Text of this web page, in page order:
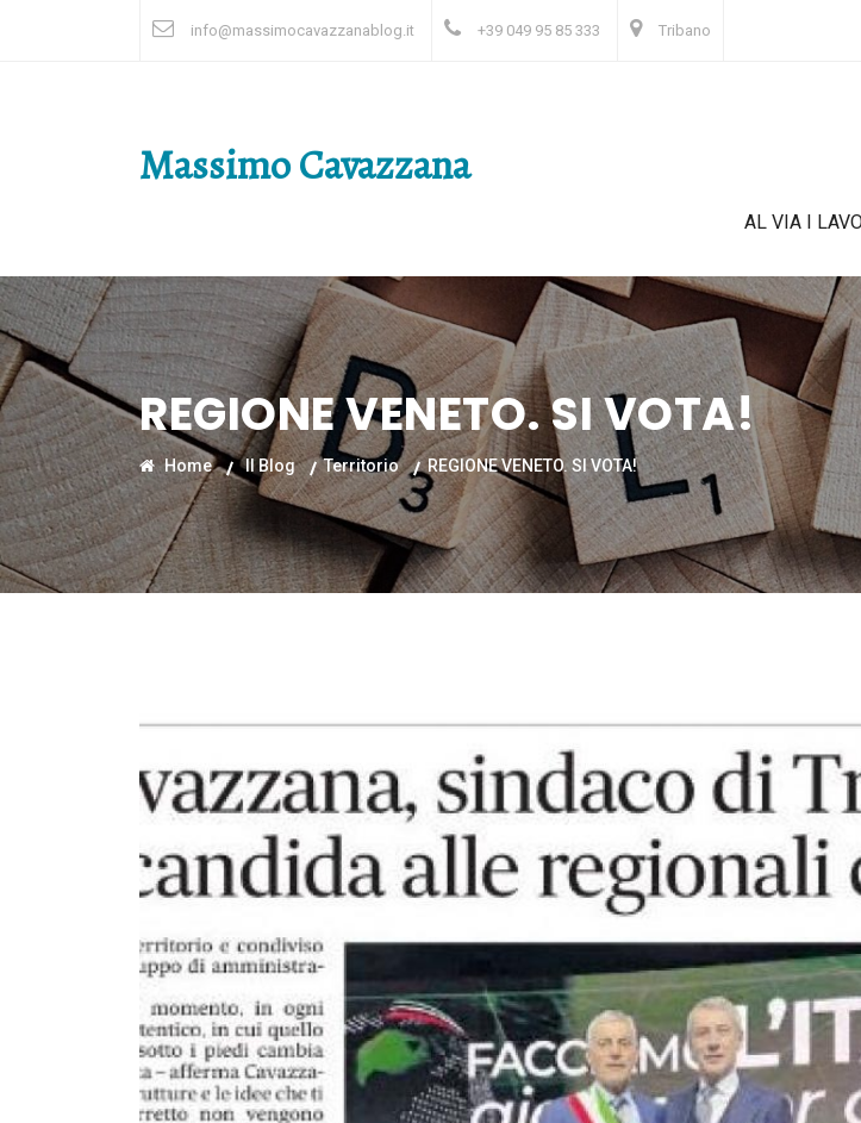
info@massimocavazzanablog.it +39 049 95 85 333 Tribano
Massimo Cavazzana
AL VIA I
REGIONE VENETO. SI VOTA!
Home Il Blog Territorio REGIONE VENETO. SI VOTA!